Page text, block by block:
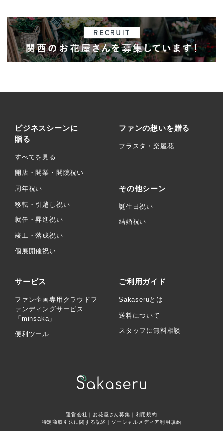
ビジネスシーンに
贈る
すべてを見る
開店・開業・開院祝い
周年祝い
移転・引越し祝い
就任・昇進祝い
竣工・落成祝い
個展開催祝い
ファンの想いを贈る
フラスタ・楽屋花
その他シーン
誕生日祝い
結婚祝い
サービス
ファン企画専用クラウドフ
ァンディングサービス
「minsaka」
便利ツール
ご利用ガイド
Sakaseruとは
送料について
スタッフに無料相談
運営会社 ｜ お花屋さん募集 ｜ 利用規約
特定商取引法に関する記述 ｜ ソーシャルメディア利用規約